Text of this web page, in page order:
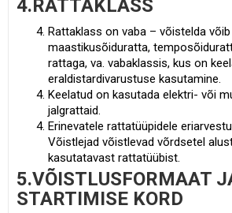
4.RATTAKLASS
Rattaklass on vaba – võistelda
maastikusõiduratta,
rattaga, va. vabaklassis, kus on
eraldistardivarustuse kasutamine.
Keelatud on kasutada elektri- või
jalgrattaid.
Erinevatele rattatüüpidele
Võistlejad võistlevad võrdsetel
kasutatavast rattatüübist.
5.VÕISTLUSFORMAAT
STARTIMISE KORD